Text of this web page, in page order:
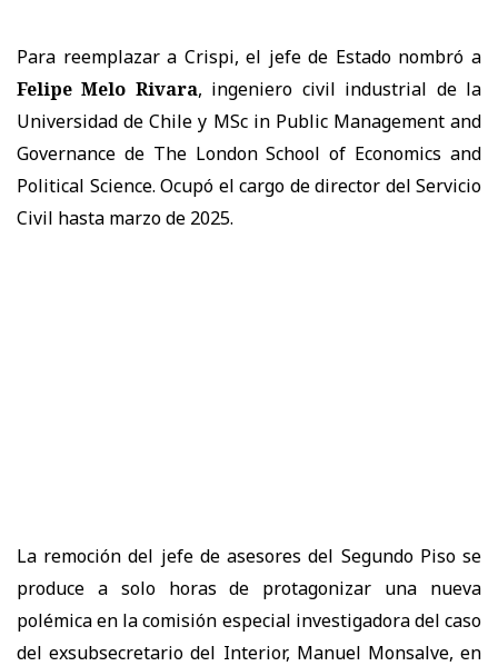
Para reemplazar a Crispi, el jefe de Estado nombró a
Felipe Melo Rivara, ingeniero civil industrial de la
Universidad de Chile y MSc in Public Management and
Governance de The London School of Economics and
Political Science. Ocupó el cargo de director del Servicio
Civil hasta marzo de 2025.
La remoción del jefe de asesores del Segundo Piso se
produce a solo horas de protagonizar una nueva
polémica en la comisión especial investigadora del caso
del exsubsecretario del Interior, Manuel Monsalve, en